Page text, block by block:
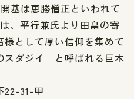
基は恵勝僧正といわれて
、平行兼氏より田畠の寄
として厚い信仰を集めて
ダジイ」と呼ばれる巨木
22-31-甲